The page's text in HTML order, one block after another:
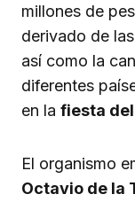
millones de
derivado de
así como la
diferentes
en la fiesta
El organismo
Octavio de la